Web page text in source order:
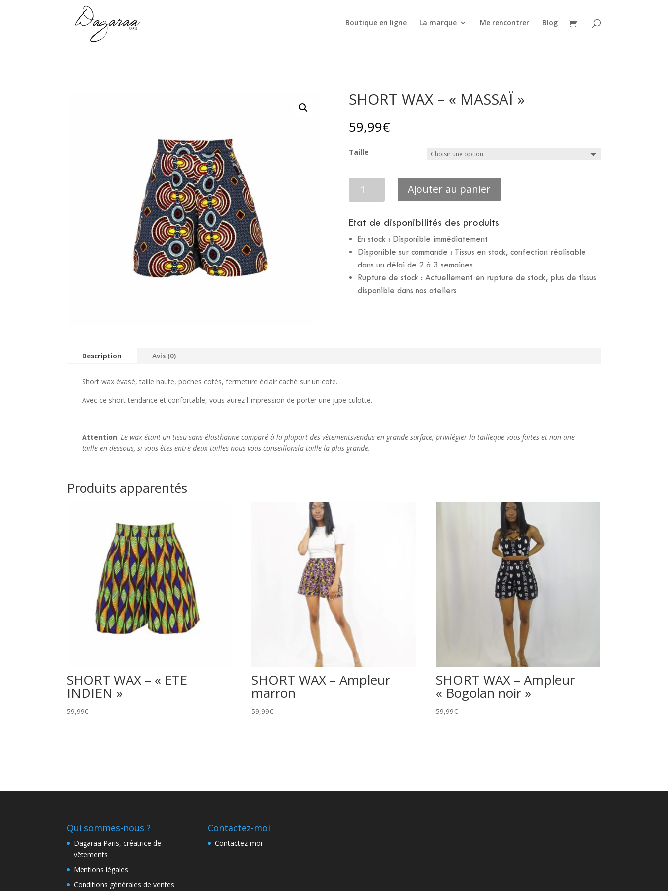
Boutique en ligne La marque Me rencontrer Blog
SHORT WAX – « MASSAÏ »
59,99€
Taille
WAX
-
"MASSAÏ"
Ajouter au panier
Etat de disponibilités des produits
En stock : Disponible immédiatement
Disponible sur commande : Tissus en stock, confection réalisable
dans un délai de 2 à 3 semaines
Rupture de stock : Actuellement en rupture de stock, plus de tissus
disponible dans nos ateliers
Description Avis (0)
Short wax évasé, taille haute,​ poches cotés, fermeture éclair caché ​sur un coté.​
Avec ce short tendance et confortable, vous aurez l'impression de porter une jupe culotte.
Attention:Le wax étant un tissu sansélasthanne comparé à la plupart des vêtementsvendus en grande surface, privilégier la tailleque vous faites et non une
taille en dessous,si vous êtes entre deux tailles nous vous conseillonsla taille la plus grande.
Produits apparentés
SHORT WAX – « ETE
INDIEN »
59,99€
SHORT WAX – Ampleur
marron
59,99€
SHORT WAX – Ampleur
« Bogolan noir »
59,99€
Qui sommes-nous ?
Dagaraa Paris, créatrice de
vêtements
Mentions légales
Conditions générales de ventes
Contactez-moi
Contactez-moi